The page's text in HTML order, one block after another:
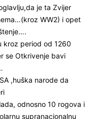
je ta Zvijer
WW2) i opet
kroz period od 1260
se Otkrivenje bavi
,huška narode da
odnosno 10 rogova i
supranacionalnu